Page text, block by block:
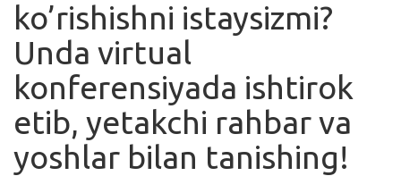
Qidirish
Kirish
ko’rishishni istaysizmi?
Unda virtual
konferensiyada ishtirok
etib, yetakchi rahbar va
yoshlar bilan tanishing!